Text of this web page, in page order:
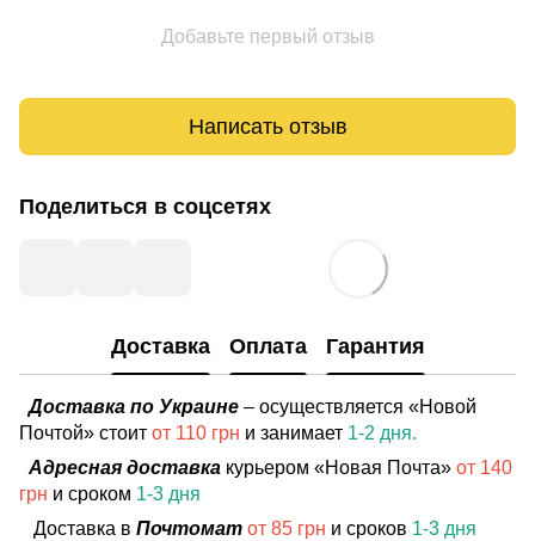
Добавьте первый отзыв
Написать отзыв
Поделиться в соцсетях
Доставка Оплата Гарантия
Доставка по Украине – осуществляется «Новой
Почтой» стоит от 110 грн и занимает 1-2 дня.
Адресная доставка курьером «Новая Почта» от 140
грн и сроком 1-3 дня
Доставка в Почтомат от 85 грн и сроков 1-3 дня